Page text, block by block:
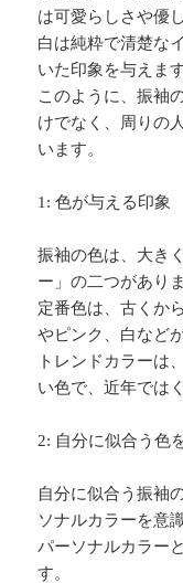
は可愛らしさや優
白は純粋で清楚な
いた印象を与えます
このように、振袖
けでなく、周りの
います。
1: 色が与える印象
振袖の色は、大き
ー」の二つがありま
定番色は、古くか
やピンク、白など
トレンドカラーは
い色で、近年では
2: 自分に似合う色
自分に似合う振袖
ソナルカラーを意
パーソナルカラー
す。